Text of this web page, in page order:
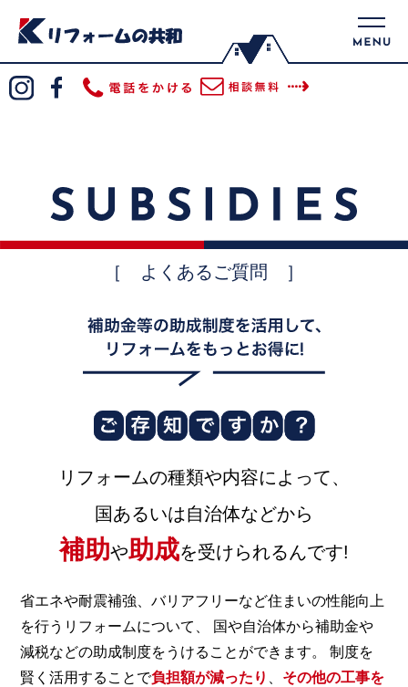
［ よくあるご質問 ］
リフォームの種類や内容によって、
国あるいは自治体などから
補助や助成を受けられるんです!
省エネや耐震補強、バリアフリーなど住まいの性能向上
を行うリフォームについて、
国や自治体から補助金や
減税などの助成制度をうけることができます。
制度を
賢く活用することで負担額が減ったり
その他の工事を